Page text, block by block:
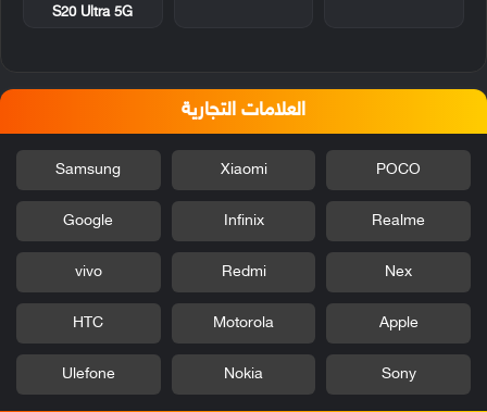
S20 Ultra 5G
العلامات التجارية
POCO
Xiaomi
Samsung
Realme
Infinix
Google
Nex
Redmi
vivo
Apple
Motorola
HTC
Sony
Nokia
Ulefone